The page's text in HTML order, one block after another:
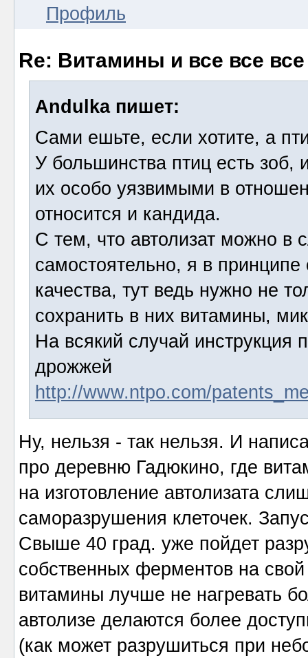
Профиль
Re: Витамины и все все все
Andulka пишет:
Сами ешьте, если хотите, а
У большинства птиц есть зоб,
их особо уязвимыми в
относится и кандида.
С тем, что автолизат можно в
самостоятельно, я в
качества, тут ведь нужно не
сохранить в них витамины,
На всякий случай инструкция
дрожжей
http://www.ntpo.com/
Ну, нельзя - так нельзя. И
про деревню Гадюкино, где
на изготовление автолизата
саморазрушения клеточек.
Свыше 40 град. уже пойдет
собственных ферментов на
витамины лучше не нагревать
автолизе делаются более
(как может разрушиться при